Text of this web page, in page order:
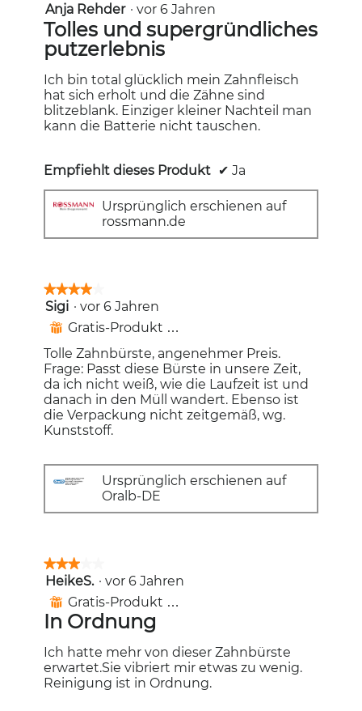
5
von
5
Sternen.
Anja Rehder · vor 6 Jahren
Tolles und supergründliches
putzerlebnis
Ich bin total glücklich mein Zahnfleisch
hat sich erholt und die Zähne sind
blitzeblank. Einziger kleiner Nachteil man
kann die Batterie nicht tauschen.
Empfiehlt dieses Produkt ✔ Ja
Ursprünglich erschienen auf
rossmann.de
★★★★★
★★★★★
4
von
Sternen.
Sigi · vor 6 Jahren
⊞
Gratis-Produkt erhalten
Tolle Zahnbürste, angenehmer Preis.
Frage: Passt diese Bürste in unsere Zeit,
da ich nicht weiß, wie die Laufzeit ist und
danach in den Müll wandert. Ebenso ist
die Verpackung nicht zeitgemäß, wg.
Kunststoff.
Ursprünglich erschienen auf
Oralb-DE
★★★★★
★★★★★
3
von
Sternen.
HeikeS. · vor 6 Jahren
⊞ Gratis-Produkt erhalten
In Ordnung
Ich hatte mehr von dieser Zahnbürste
erwartet.Sie vibriert mir etwas zu wenig.
Reinigung ist in Ordnung.